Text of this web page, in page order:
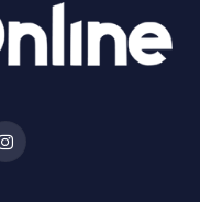
Instagram